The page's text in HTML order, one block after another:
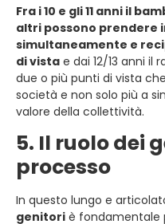
Fra i 10 e gli 11 anni il
altri possono prendere
simultaneamente e
di vista e dai 12/13 anni il
due o più punti di vista
società e non solo più a
valore della collettività.
5. Il ruolo dei
processo
In questo lungo e
genitori è fondamentale